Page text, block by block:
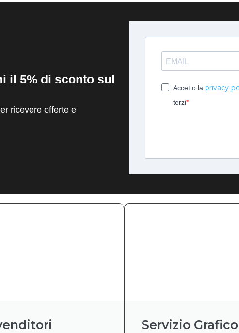
il 5% di sconto sul
ricevere offerte e
Accetto la privacy-
terzi
Servizio